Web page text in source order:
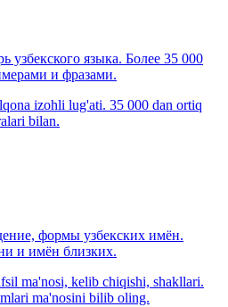
языка. Более 35 000
и фразами.
izohli lug'ati. 35 000 dan ortiq
bilan.
формы узбекских имён.
и имён близких.
ma'nosi, kelib chiqishi, shakllari.
ma'nosini bilib oling.